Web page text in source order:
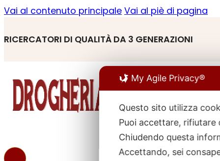
Vai al contenuto principale Vai al piè di pagina
RICERCATORI DI QUALITÀ DA 3 GENERAZIONI
My Agile Privacy®
Questo sito utilizza
Puoi accettare, rifiutare
Chiudendo questa
Accettando, sei